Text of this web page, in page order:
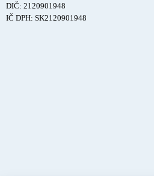
DIČ: 2120901948
IČ DPH: SK2120901948